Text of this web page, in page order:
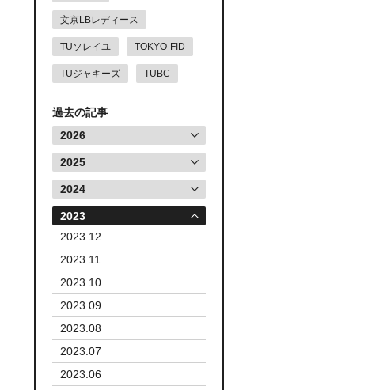
文京LBレディース
TUソレイユ TOKYO-FID
TUジャキーズ TUBC
過去の記事
2026
2025
2024
2023
2023.12
2023.11
2023.10
2023.09
2023.08
2023.07
2023.06